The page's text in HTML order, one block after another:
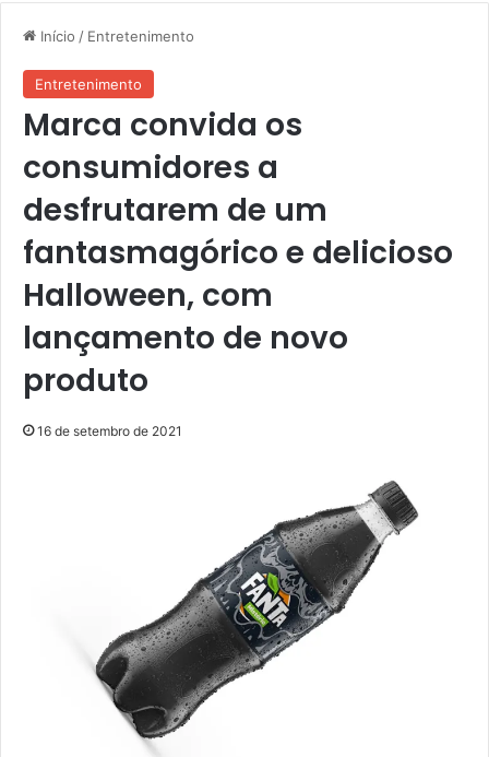
Início / Entretenimento
Entretenimento
Marca convida os
consumidores a
desfrutarem de um
fantasmagórico e delicioso
Halloween, com
lançamento de novo
produto
16 de setembro de 2021